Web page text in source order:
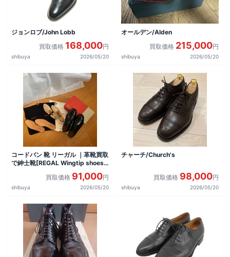
ジョンロブ/John Lobb
買取価格 168,000円
shibuya 2026/05/20
オールデン/Alden
買取価格 215,000円
shibuya 2026/05/20
コードバン 靴 リーガル ｜革靴買取
で紳士靴[REGAL Wingtip shoes]
買取価格 91,000円
shibuya 2026/05/20
チャーチ/Church's
買取価格 98,000円
shibuya 2026/05/20